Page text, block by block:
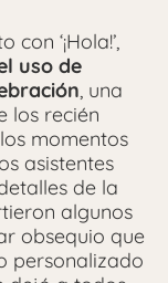
‘¡Hola!’,
uso de
, una
los recién
momentos
asistentes
de la
algunos
obsequio que
personalizado